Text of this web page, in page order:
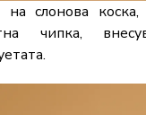
на слонова
чипка,